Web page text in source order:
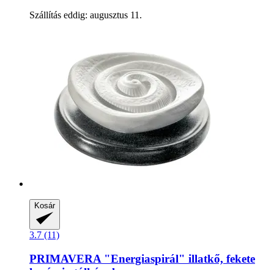
Szállítás eddig: augusztus 11.
Kosár
3.7 (11)
PRIMAVERA "Energiaspirál" illatkő, fekete